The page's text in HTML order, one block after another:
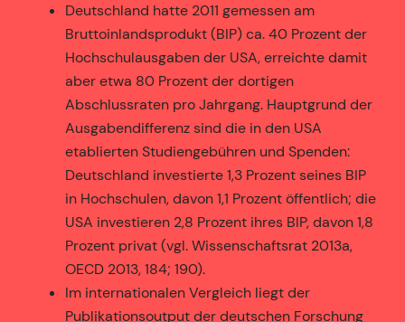
Deutschland hatte 2011 gemessen am
Bruttoinlandsprodukt (BIP) ca. 40 Prozent der
Hochschulausgaben der USA, erreichte damit
aber etwa 80 Prozent der dortigen
Abschlussraten pro Jahrgang. Hauptgrund der
Ausgabendifferenz sind die in den USA
etablierten Studiengebühren und Spenden:
Deutschland investierte 1,3 Prozent seines BIP
in Hochschulen, davon 1,1 Prozent öffentlich; die
USA investieren 2,8 Prozent ihres BIP, davon 1,8
Prozent privat (vgl. Wissenschaftsrat 2013a,
OECD 2013, 184; 190).
Im internationalen Vergleich liegt der
Publikationsoutput der deutschen Forschung